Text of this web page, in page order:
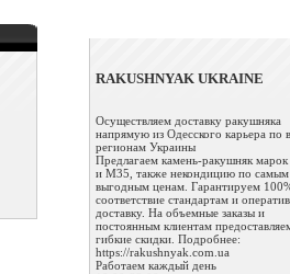
RAKUSHNYAK UKRAINE
Осуществляем доставку ракушняка
напрямую из Одесского карьера по
регионам Украины
Предлагаем камень-ракушняк
и М35, также некондицию по самым
выгодным ценам. Гарантируем
соответствие стандартам и
доставку. На объемные заказы и
постоянным клиентам
гибкие скидки. Подробнее:
https://rakushnyak.com.ua
Работаем каждый день